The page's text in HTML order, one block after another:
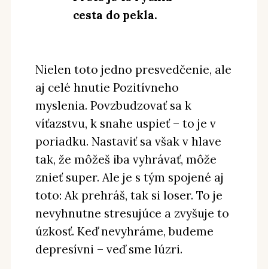
cesta do pekla.
Nielen toto jedno presvedčenie, ale
aj celé hnutie Pozitívneho
myslenia. Povzbudzovať sa k
víťazstvu, k snahe uspieť – to je v
poriadku. Nastaviť sa však v hlave
tak, že môžeš iba vyhrávať, môže
znieť super. Ale je s tým spojené aj
toto: Ak prehráš, tak si loser. To je
nevyhnutne stresujúce a zvyšuje to
úzkosť. Keď nevyhráme, budeme
depresívni – veď sme lúzri.